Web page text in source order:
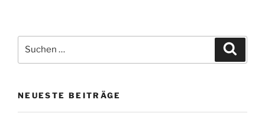
nach:
NEUESTE BEITRÄGE